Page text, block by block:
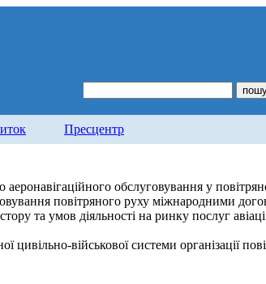
Пресцентр
обслуговування у
повітряного руху міжнародними
та умов діяльності на ринку послуг
цивільно-військової системи організації